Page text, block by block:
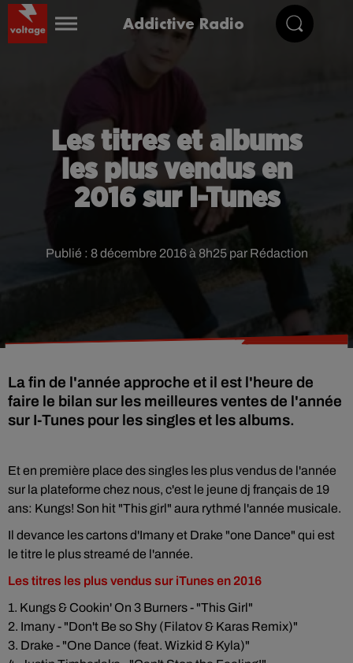
Addictive Radio
Les titres et albums
les plus vendus en
2016 sur I-Tunes
Publié : 8 décembre 2016 à 8h25 par Rédaction
La fin de l'année approche et il est l'heure de
faire le bilan sur les meilleures ventes de l'année
sur I-Tunes pour les singles et les albums.
Et en première place des singles les plus vendus de l'année
sur la plateforme chez nous, c'est le jeune dj français de 19
ans: Kungs! Son hit "This girl" aura rythmé l'année musicale.
Il devance les cartons d'Imany et Drake "one Dance" qui est
le titre le plus streamé de l'année.
Les titres les plus vendus sur iTunes en 2016
1. Kungs & Cookin' On 3 Burners - "This Girl"
2. Imany - "Don't Be so Shy (Filatov & Karas Remix)"
3. Drake - "One Dance (feat. Wizkid & Kyla)"